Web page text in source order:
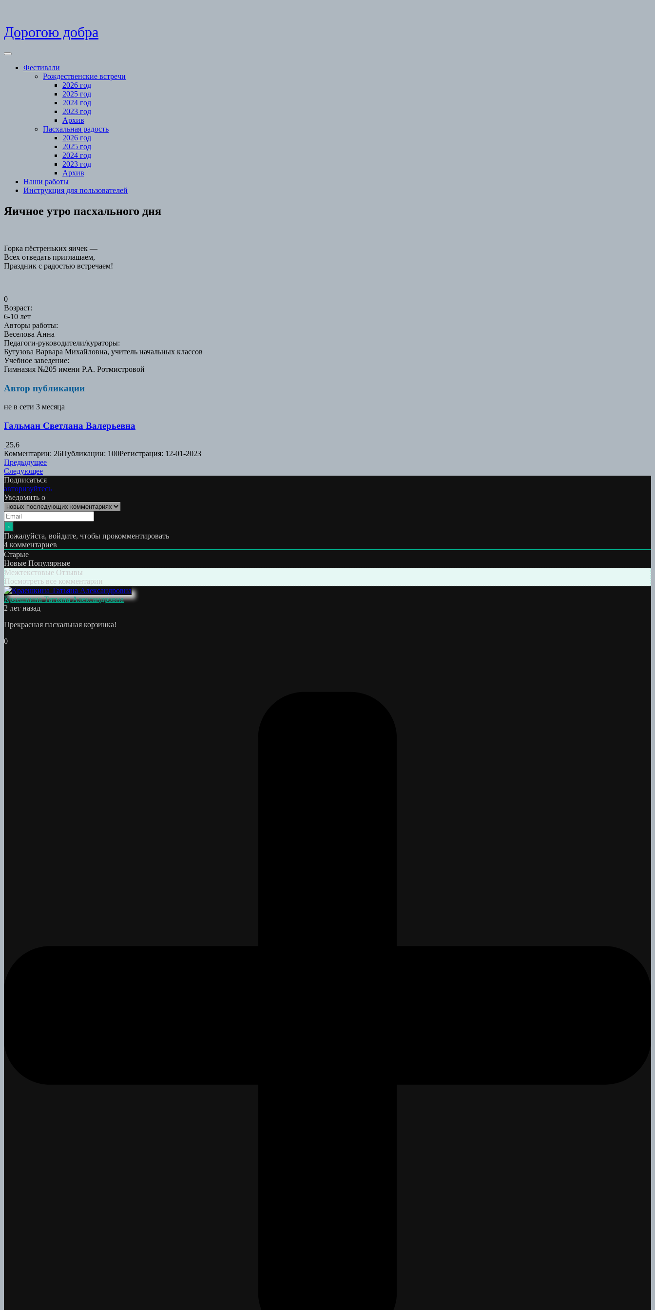
Skip
to
Дорогою добра
Open
Фестивали
Рождественские встречи
2026 год
2025 год
2024 год
2023 год
Архив
Пасхальная радость
2026 год
2025 год
2024 год
2023 год
Архив
Наши работы
Инструкция для пользователей
Close
Menu
Яичное утро пасхального дня
Горка пёстреньких яичек —
Всех отведать приглашаем,
Праздник с радостью встречаем!
0
Возраст:
6-10 лет
Авторы работы:
Веселова Анна
Педагоги-руководители/кураторы:
Бутузова Варвара Михайловна, учитель начальных классов
Учебное заведение:
Гимназия №205 имени Р.А. Ротмистровой
Автор публикации
не в сети 3 месяца
Гальман Светлана Валерьевна
25,6
Комментарии: 26Публикации: 100Регистрация: 12-01-2023
Навигация
по
записям
ПредыдущееПредыдущая
СледующееСледующая
работа:
Подписаться
авторизуйтесь
Уведомить о
Пожалуйста, войдите, чтобы прокомментировать
4 комментариев
Старые
Новые Популярные
Межтекстовые Отзывы
Посмотреть все комментарии
Краешкина Татьяна Александровна
2 лет назад
Прекрасная пасхальная корзинка!
0